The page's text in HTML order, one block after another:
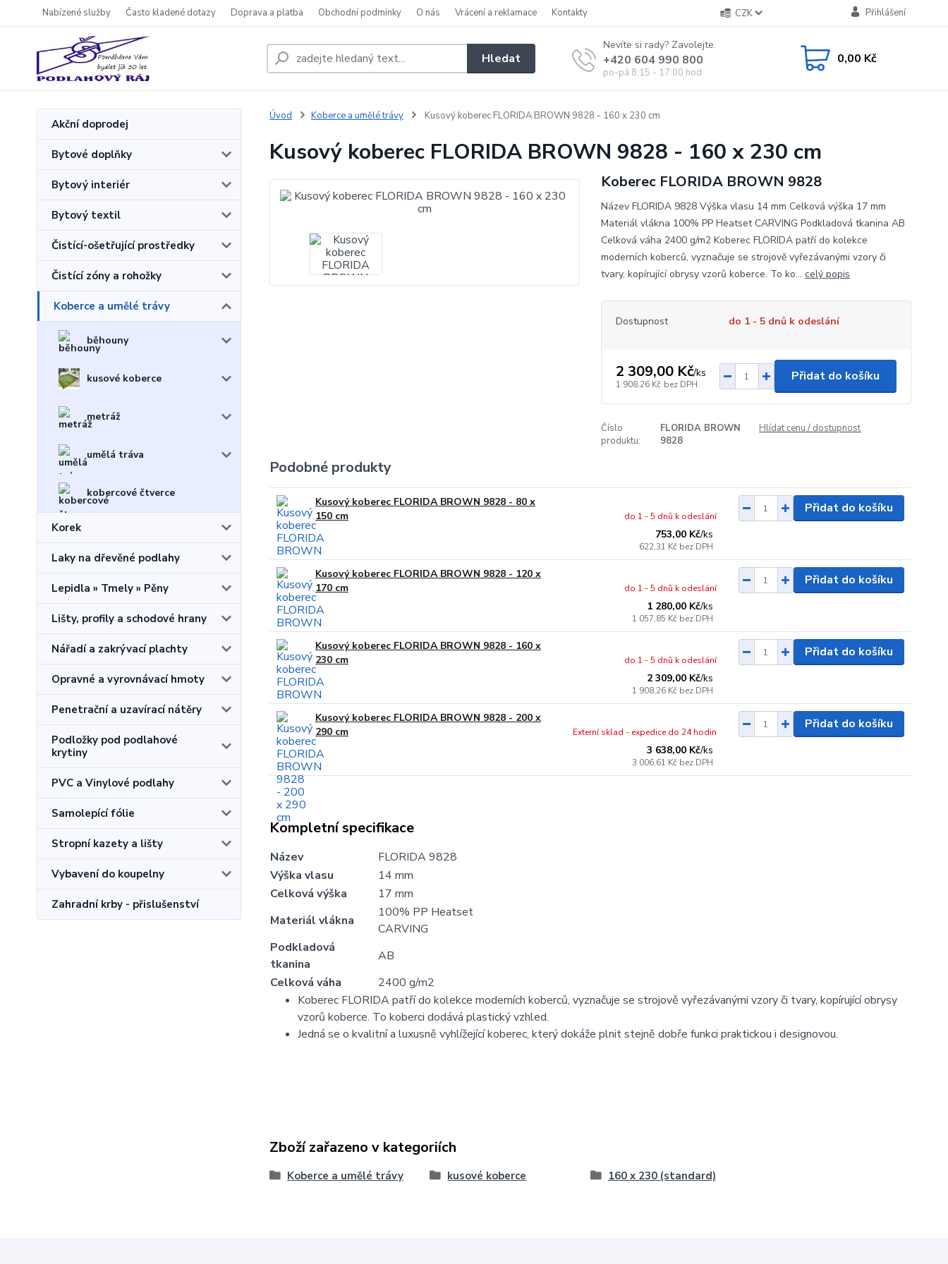
Nabízené služby Často kladené dotazy Doprava a platba Obchodní podmínky O nás Vrácení a reklamace Kontakty CZK Přihlášení
Hledat
Nevíte si rady? Zavolejte.
+420 604 990 800
po-pá 8:15 - 17:00 hod
0,00 Kč
Akční doprodej
Bytové doplňky
Bytový interiér
Bytový textil
Čistící-ošetřující prostředky
Čistící zóny a rohožky
Koberce a umělé trávy
běhouny
kusové koberce
metráž
umělá tráva
kobercové čtverce
Korek
Laky na dřevěné podlahy
Lepidla » Tmely » Pěny
Lišty, profily a schodové hrany
Nářadí a zakrývací plachty
Opravné a vyrovnávací hmoty
Penetrační a uzavírací nátěry
Podložky pod podlahové
krytiny
PVC a Vinylové podlahy
Samolepící fólie
Stropní kazety a lišty
Vybavení do koupelny
Zahradní krby - přislušenství
Úvod Koberce a umělé trávy Kusový koberec FLORIDA BROWN 9828 - 160 x 230 cm
Kusový koberec FLORIDA BROWN 9828 - 160 x 230 cm
Koberec FLORIDA BROWN 9828
Název FLORIDA 9828 Výška vlasu 14 mm Celková výška 17 mm
Materiál vlákna 100% PP Heatset CARVING Podkladová tkanina AB
Celková váha 2400 g/m2 Koberec FLORIDA patří do kolekce
moderních koberců, vyznačuje se strojově vyřezávanými vzory či
tvary, kopírující obrysy vzorů koberce. To ko... celý popis
Dostupnost do 1 - 5 dnů k odeslání
2 309,00 Kč/ks
1 908,26 Kč bez DPH
Přidat do košíku
Číslo
produktu:
FLORIDA BROWN
9828
Hlídat cenu / dostupnost
Podobné produkty
Kusový koberec FLORIDA BROWN 9828 - 80 x
150 cm
753,00 Kč/ks
622,31 Kč bez DPH
do 1 - 5 dnů k odeslání
Přidat do košíku
Kusový koberec FLORIDA BROWN 9828 - 120 x
170 cm
1 280,00 Kč/ks
1 057,85 Kč bez DPH
do 1 - 5 dnů k odeslání
Přidat do košíku
Kusový koberec FLORIDA BROWN 9828 - 160 x
230 cm
2 309,00 Kč/ks
1 908,26 Kč bez DPH
do 1 - 5 dnů k odeslání
Přidat do košíku
Kusový koberec FLORIDA BROWN 9828 - 200 x
290 cm
3 638,00 Kč/ks
3 006,61 Kč bez DPH
Externí sklad - expedice do 24 hodin
Přidat do košíku
Kompletní specifikace
Název
FLORIDA 9828
Výška vlasu
14 mm
Celková výška
17 mm
Materiál vlákna
100% PP Heatset
CARVING
Podkladová
tkanina
AB
Celková váha
2400 g/m2
Koberec FLORIDA patří do kolekce moderních koberců, vyznačuje se strojově vyřezávanými vzory či tvary, kopírující obrysy
vzorů koberce. To koberci dodává plastický vzhled.
Jedná se o kvalitní a luxusně vyhlížející koberec, který dokáže plnit stejně dobře funkci praktickou i designovou.
Zboží zařazeno v kategoriích
Koberce a umělé trávy kusové koberce 160 x 230 (standard)